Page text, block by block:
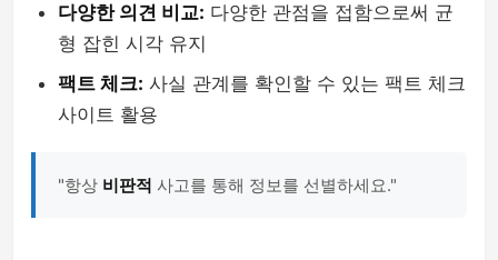
다양한 의견 비교: 다양한 관점을 접함으로써 균
형 잡힌 시각 유지
팩트 체크: 사실 관계를 확인할 수 있는 팩트 체크
사이트 활용
"항상 비판적 사고를 통해 정보를 선별하세요."